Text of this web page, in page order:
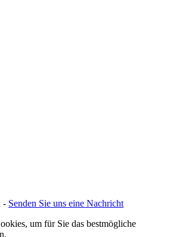
- Senden Sie uns eine Nachricht
um für Sie das bestmögliche